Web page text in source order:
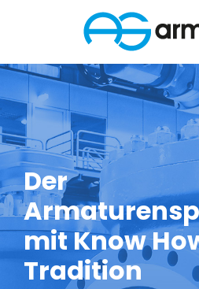
Der
mit Know
Tradition